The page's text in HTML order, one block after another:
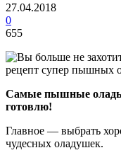
27.04.2018
0
655
Самые пышные
готовлю!
Главное — выбрать
чудесных оладушек.